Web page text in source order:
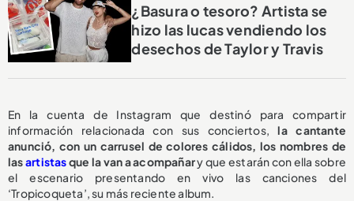
¿Basura o tesoro? Artista se
hizo las lucas vendiendo los
desechos de Taylor y Travis
En la cuenta de Instagram que destinó para compartir
información relacionada con sus conciertos,la cantante
anunció, con un carrusel de colores cálidos, los nombres de
lasartistasque la van a acompañary que estarán con ella sobre
el escenario presentando en vivo las canciones del
‘Tropicoqueta’, su más reciente album.